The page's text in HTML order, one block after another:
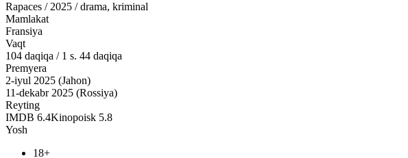
Rapaces / 2025 / drama, kriminal
Mamlakat
Fransiya
Vaqt
104 daqiqa / 1 s. 44 daqiqa
Premyera
2-iyul 2025 (Jahon)
11-dekabr 2025 (Rossiya)
Reyting
IMDB 6.4Kinopoisk 5.8
Yosh
18+